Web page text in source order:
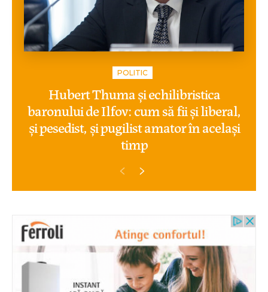
POLITIC
Hubert Thuma și echilibristica
baronului de Ilfov: cum să fii și liberal,
și pesedist, și pugilist amator în același
timp